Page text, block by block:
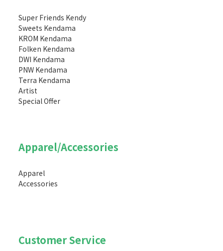
Super Friends Kendy
Sweets Kendama
KROM Kendama
Folken Kendama
DWI Kendama
PNW Kendama
Terra Kendama
Artist
Special Offer
Apparel/Accessories
Apparel
Accessories
Customer Service